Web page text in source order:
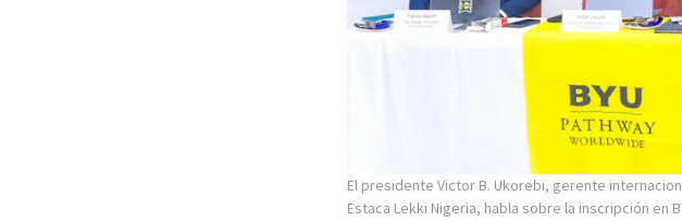
El presidente Victor B. Ukorebi, gerente
Estaca Lekki Nigeria, habla sobre la inscripción en